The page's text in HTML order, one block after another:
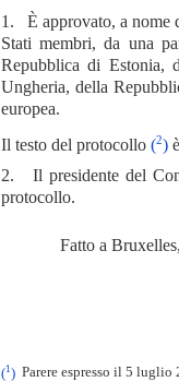
1. È approvato, a nome
Stati membri, da una
Repubblica di Estonia,
Ungheria, della
europea.
Il testo del protocollo (2)è
2. Il presidente del
protocollo.
Fatto a
(1 )Parere espresso il 5 luglio